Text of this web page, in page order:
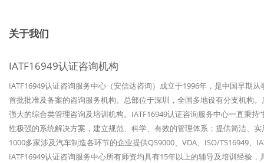
关于我们
IATF16949认证咨询机构
IATF16949认证咨询服务中心（安信达咨询）成立于1996年，是中国早期
首批批准及备案的咨询服务机构。总部位于深圳，全国多地设有分支机构
强大的综合类管理咨询及培训机构。IATF16949认证咨询服务中心一直秉
性极强的系统解决方案，建立规范、科学、有效的管理体系；提供简洁、
1000多家涉及汽车制造各环节的企业提供QS9000、VDA、ISO/TS16949
IATF16949认证咨询服务中心所有师资均具有15年以上的辅导及培训经验